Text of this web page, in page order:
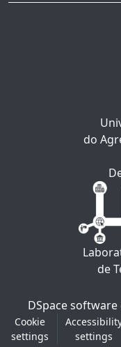
do
de
DSpace software
Cookie
settings
settings